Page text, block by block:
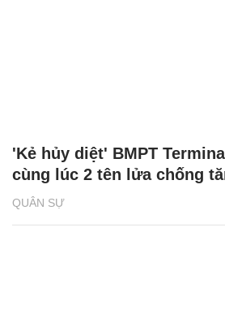
QUÂN SỰ
'Kẻ hủy diệt' BMPT
cùng lúc 2 tên lửa chống